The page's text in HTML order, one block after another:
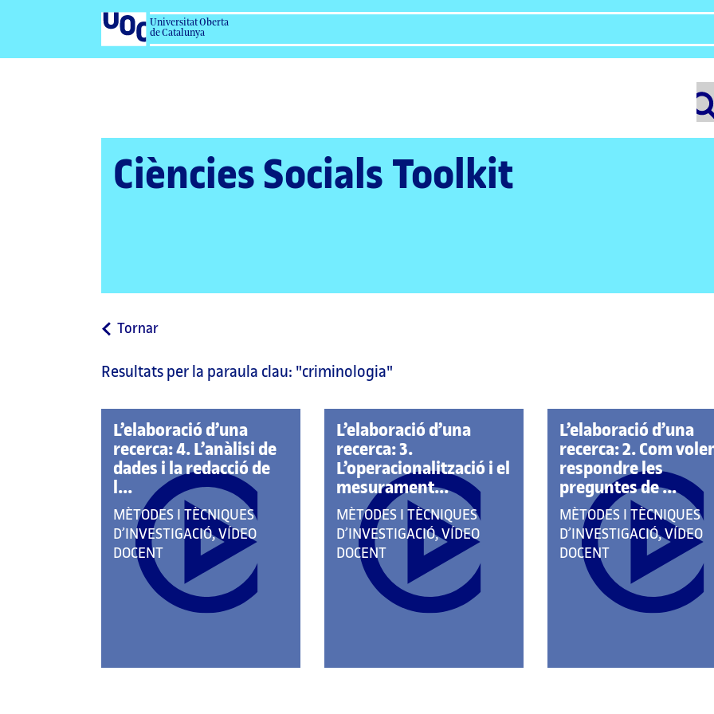
Universitat Oberta
de Catalunya
Ciències Socials Toolkit
Tornara
pàgina
Resultats per la paraula clau: "criminologia"
L’elaboració d’una
recerca: 4. L’anàlisi de
dades i la redacció de
l...
QUE
PERTANY
A
CATEGORIES:
MÈTODES I TÈCNIQUES
D’INVESTIGACIÓ, VÍDEO
DOCENT
L’elaboració d’una
recerca: 3.
L’operacionalització i el
mesurament...
QUE
PERTANY
A
CATEGORIES:
MÈTODES I TÈCNIQUES
D’INVESTIGACIÓ, VÍDEO
DOCENT
L’elaboració d’una
recerca: 2. Com
respondre les
preguntes de ...
QUE
PERTANY
A
CATEGORIES:
MÈTODES I TÈCNIQUES
D’INVESTIGACIÓ, VÍDEO
DOCENT